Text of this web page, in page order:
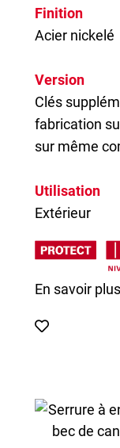
Finition
Acier nickelé
Version
Clés
fabrication
sur même
Utilisation
Extérieur
En savoir plus